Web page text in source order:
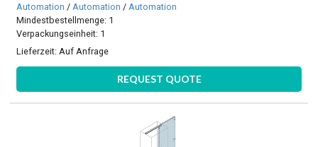
Automation / Automation / Automation
Mindestbestellmenge: 1
Verpackungseinheit: 1
Lieferzeit: Auf Anfrage
REQUEST QUOTE